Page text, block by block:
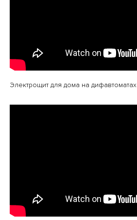
Электрощит для дома на дифавтоматах